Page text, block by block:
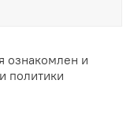
ознакомлен и
политики